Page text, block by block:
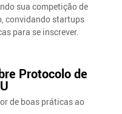
sua competição de
convidando startups
para se inscrever.
Protocolo de
de boas práticas ao